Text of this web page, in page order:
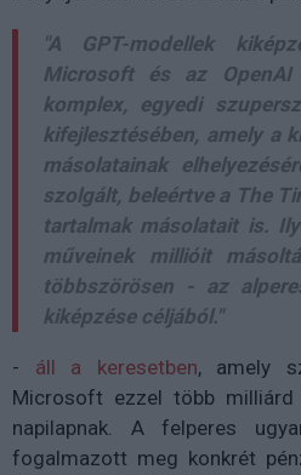
"A GPT-modellek
Microsoft és az
komplex, egyedi
kifejlesztésében, amely a
másolatainak
szolgált, beleértve a The
tartalmak másolatait is.
műveinek millióit
többszörösen - az
kiképzése céljából."
- áll a keresetben, amely
Microsoft ezzel több
napilapnak. A felperes
fogalmazott meg konkrét